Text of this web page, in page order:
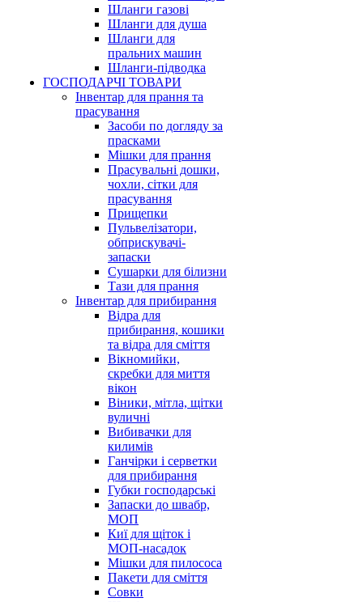
Шланги газові
Шланги для душа
Шланги для
пральних машин
Шланги-підводка
ГОСПОДАРЧІ ТОВАРИ
Інвентар для прання та
прасування
Засоби по догляду за
прасками
Мішки для прання
Прасувальні дошки,
чохли, сітки для
прасування
Прищепки
Пульвелізатори,
обприскувачі-
запаски
Сушарки для білизни
Тази для прання
Інвентар для прибирання
Відра для
прибирання, кошики
та відра для сміття
Вікномийки,
скребки для миття
вікон
Віники, мітла, щітки
вуличні
Вибивачки для
килимів
Ганчірки і серветки
для прибирання
Губки господарські
Запаски до швабр,
МОП
Киї для щіток і
МОП-насадок
Мішки для пилососа
Пакети для сміття
Совки